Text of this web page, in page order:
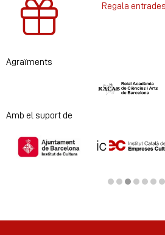
Regala
Agraïments
Diapositiva 1 de 2
Amb el suport de